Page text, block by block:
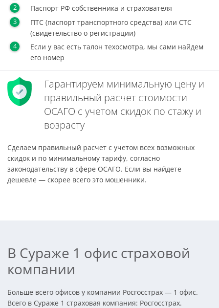
Паспорт РФ собственника и страхователя
ПТС (паспорт транспортного средства) или СТС
(свидетельство о регистрации)
Если у вас есть талон техосмотра, мы сами найдем
его номер
Гарантируем минимальную цену и
правильный расчет стоимости
ОСАГО с учетом скидок по стажу и
возрасту
Сделаем правильный расчет с учетом всех возможных
скидок и по минимальному тарифу, согласно
законодательству в сфере ОСАГО. Если вы найдете
дешевле — скорее всего это мошенники.
В Сураже 1 офис страховой
компании
Больше всего офисов у компании Росгосстрах — 1 офис.
Всего в Сураже 1 страховая компания: Росгосстрах.